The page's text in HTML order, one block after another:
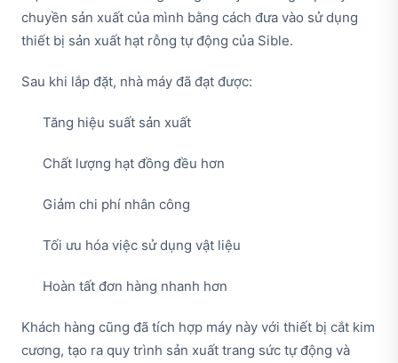
chuyền sản xuất của mình bằng cách đưa vào sử dụng
thiết bị sản xuất hạt rỗng tự động của Sible.
Sau khi lắp đặt, nhà máy đã đạt được:
Tăng hiệu suất sản xuất
Chất lượng hạt đồng đều hơn
Giảm chi phí nhân công
Tối ưu hóa việc sử dụng vật liệu
Hoàn tất đơn hàng nhanh hơn
Khách hàng cũng đã tích hợp máy này với thiết bị cắt kim
cương, tạo ra quy trình sản xuất trang sức tự động và